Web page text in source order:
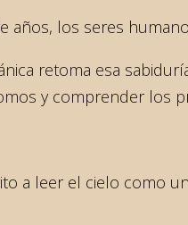
años, los seres
retoma esa
y comprender los
a leer el cielo como